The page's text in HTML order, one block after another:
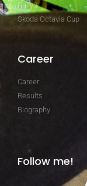
Rally3
Skoda Octavia Cup
Career
Career
Results
Biography
Follow me!